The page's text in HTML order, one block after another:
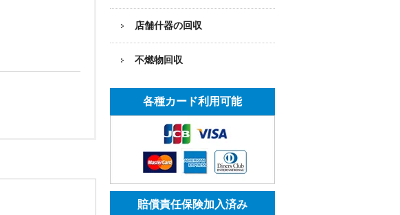
店舗什器の回収
不燃物回収
各種カード利用可能
賠償責任保険加入済み